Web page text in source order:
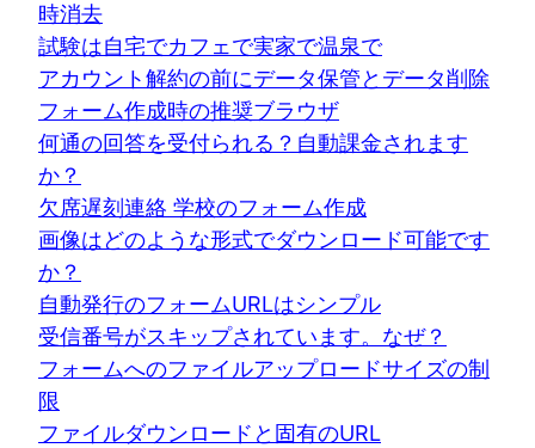
時消去
試験は自宅でカフェで実家で温泉で
アカウント解約の前にデータ保管とデータ削除
フォーム作成時の推奨ブラウザ
何通の回答を受付られる？自動課金されます
か？
欠席遅刻連絡 学校のフォーム作成
画像はどのような形式でダウンロード可能です
か？
自動発行のフォームURLはシンプル
受信番号がスキップされています。なぜ？
フォームへのファイルアップロードサイズの制
限
ファイルダウンロードと固有のURL